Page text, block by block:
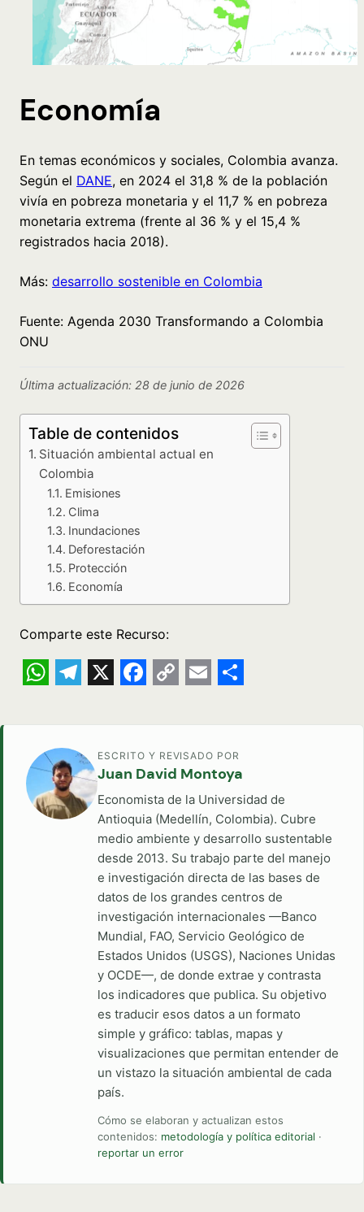
Economía
En temas económicos y sociales, Colombia avanza.
Según el DANE, en 2024 el 31,8 % de la población
vivía en pobreza monetaria y el 11,7 % en pobreza
monetaria extrema (frente al 36 % y el 15,4 %
registrados hacia 2018).
Más: desarrollo sostenible en Colombia
Fuente: Agenda 2030 Transformando a Colombia
ONU
Última actualización: 28 de junio de 2026
Table de contenidos
Situación ambiental actual en
Colombia
Emisiones
Clima
Inundaciones
Deforestación
Protección
Economía
Comparte este Recurso:
ESCRITO Y REVISADO POR
Juan David Montoya
Economista de la Universidad de
Antioquia (Medellín, Colombia). Cubre
medio ambiente y desarrollo sustentable
desde 2013. Su trabajo parte del manejo
e investigación directa de las bases de
datos de los grandes centros de
investigación internacionales —Banco
Mundial, FAO, Servicio Geológico de
Estados Unidos (USGS), Naciones Unidas
y OCDE—, de donde extrae y contrasta
los indicadores que publica. Su objetivo
es traducir esos datos a un formato
simple y gráfico: tablas, mapas y
visualizaciones que permitan entender de
un vistazo la situación ambiental de cada
país.
Cómo se elaboran y actualizan estos
contenidos: metodología y política editorial ·
reportar un error